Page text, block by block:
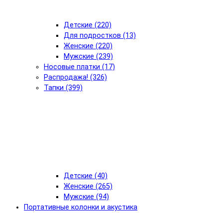
Детские (220)
Для подростков (13)
Женские (220)
Мужские (239)
Носовые платки (17)
Распродажа! (326)
Тапки (399)
Детские (40)
Женские (265)
Мужские (94)
Портативные колонки и акустика